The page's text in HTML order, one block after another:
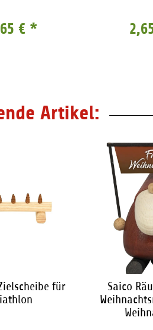
€ *
Artikel:
für
Saico